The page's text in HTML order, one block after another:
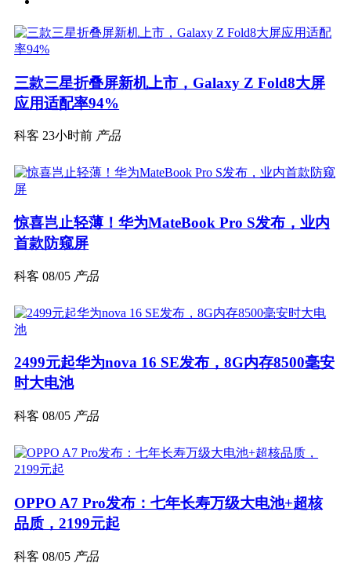
三款三星折叠屏新机上市，Galaxy Z Fold8大屏
应用适配率94%
科客 23小时前 产品
惊喜岂止轻薄！华为MateBook Pro S发布，业内
首款防窥屏
科客 08/05 产品
2499元起华为nova 16 SE发布，8G内存8500毫安
时大电池
科客 08/05 产品
OPPO A7 Pro发布：七年长寿万级大电池+超核
品质，2199元起
科客 08/05 产品